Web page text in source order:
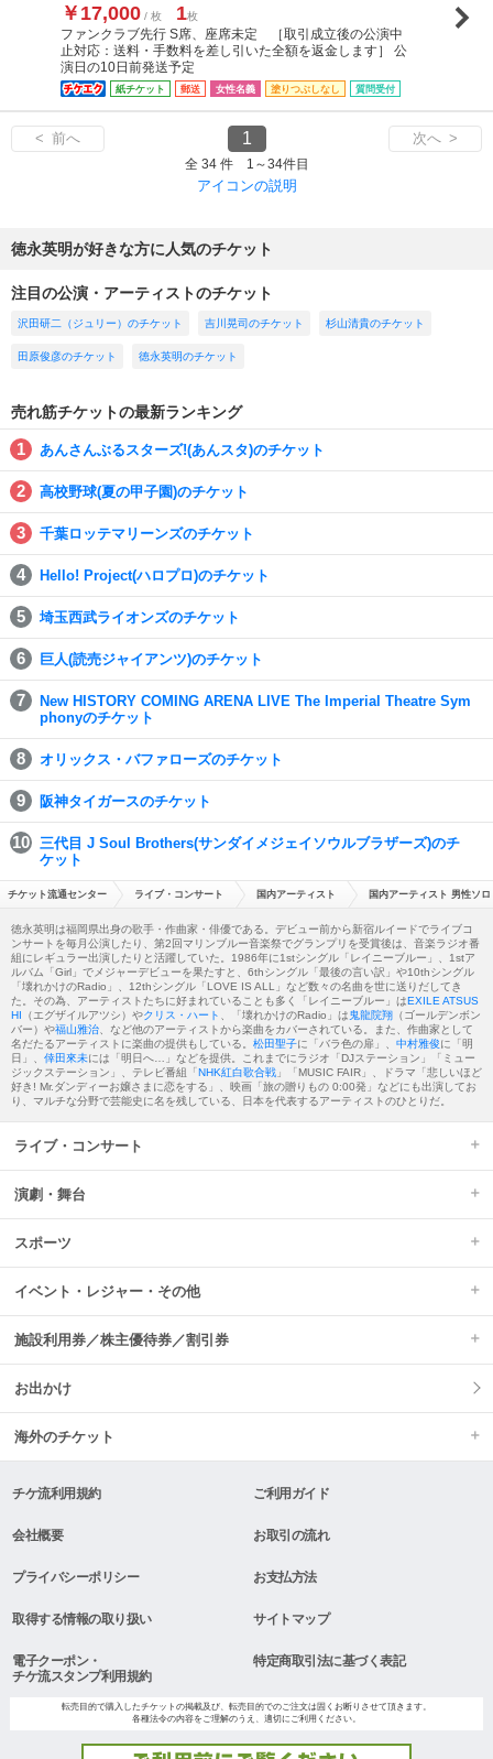
￥17,000 / 枚 1枚
ファンクラブ先行 S席、座席未定 ［取引成立後の公演中
止対応：送料・手数料を差し引いた全額を返金します］ 公
演日の10日前発送予定
紙チケット 郵送 女性名義 塗りつぶしなし 質問受付
< 前へ 1 次へ >
全 34 件 1～34件目
アイコンの説明
徳永英明が好きな方に人気のチケット
注目の公演・アーティストのチケット
沢田研二（ジュリー）のチケット 吉川晃司のチケット 杉山清貴のチケット
田原俊彦のチケット 徳永英明のチケット
売れ筋チケットの最新ランキング
あんさんぶるスターズ!(あんスタ)のチケット
高校野球(夏の甲子園)のチケット
千葉ロッテマリーンズのチケット
Hello! Project(ハロプロ)のチケット
埼玉西武ライオンズのチケット
巨人(読売ジャイアンツ)のチケット
New HISTORY COMING ARENA LIVE The Imperial Theatre Sym
phonyのチケット
オリックス・バファローズのチケット
阪神タイガースのチケット
三代目 J Soul Brothers(サンダイメジェイソウルブラザーズ)のチ
ケット
チケット流通センター ライブ・コンサート 国内アーティスト 国内アーティスト 男性ソロ
徳永英明は福岡県出身の歌手・作曲家・俳優である。デビュー前から新宿ルイードでライブコ
ンサートを毎月公演したり、第2回マリンブルー音楽祭でグランプリを受賞後は、音楽ラジオ番
組にレギュラー出演したりと活躍していた。1986年に1stシングル「レイニーブルー」、1stア
ルバム「Girl」でメジャーデビューを果たすと、6thシングル「最後の言い訳」や10thシングル
「壊れかけのRadio」、12thシングル「LOVE IS ALL」など数々の名曲を世に送りだしてき
た。その為、アーティストたちに好まれていることも多く「レイニーブルー」はEXILE ATSUS
HI （エグザイルアツシ）やクリス・ハート 、「壊れかけのRadio」は鬼龍院翔 （ゴールデンボン
バー）や福山雅治 、など他のアーティストから楽曲をカバーされている。また、作曲家として
名だたるアーティストに楽曲の提供もしている。 松田聖子に「バラ色の扉」、 中村雅俊に「明
日」、 倖田來未には「明日へ…」などを提供。これまでにラジオ「DJステーション」「ミュー
ジックステーション」、テレビ番組「NHK紅白歌合戦 」「MUSIC FAIR」、ドラマ「悲しいほど
好き! Mr.ダンディーお嬢さまに恋をする」、映画「旅の贈りもの 0:00発」などにも出演してお
り、マルチな分野で芸能史に名を残している、日本を代表するアーティストのひとりだ。
ライブ・コンサート
演劇・舞台
スポーツ
イベント・レジャー・その他
施設利用券／株主優待券／割引券
お出かけ
海外のチケット
チケ流利用規約 ご利用ガイド
会社概要 お取引の流れ
プライバシーポリシー お支払方法
取得する情報の取り扱い サイトマップ
電子クーポン・
チケ流スタンプ利用規約
特定商取引法に基づく表記
転売目的で購入したチケットの掲載及び、転売目的でのご注文は固くお断りさせて頂きます。
各種法令の内容をご理解のうえ、適切にご利用ください。